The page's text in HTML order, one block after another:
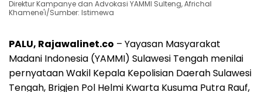
Direktur Kampanye dan Advokasi YAMMI Sulteng, Africhal
Khamene'i/Sumber: Istimewa
PALU, Rajawalinet.co – Yayasan Masyarakat
Madani Indonesia (YAMMI) Sulawesi Tengah menilai
pernyataan Wakil Kepala Kepolisian Daerah Sulawesi
Tengah, Brigjen Pol Helmi Kwarta Kusuma Putra Rauf,